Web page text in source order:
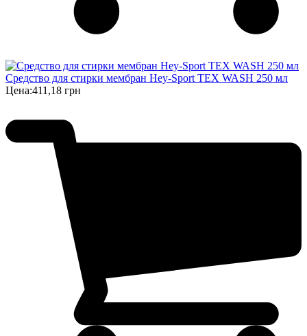
Средство для стирки мембран Hey-Sport TEX WASH 250 мл
Цена:411,18 грн